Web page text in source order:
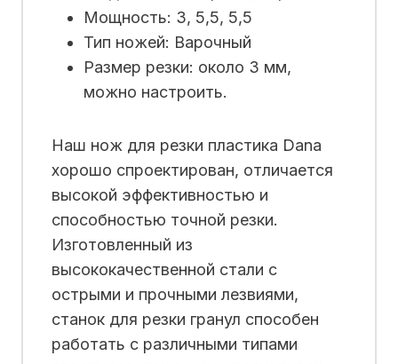
Мощность: 3, 5,5, 5,5
Тип ножей: Варочный
Размер резки: около 3 мм,
можно настроить.
Наш нож для резки пластика Dana
хорошо спроектирован, отличается
высокой эффективностью и
способностью точной резки.
Изготовленный из
высококачественной стали с
острыми и прочными лезвиями,
станок для резки гранул способен
работать с различными типами